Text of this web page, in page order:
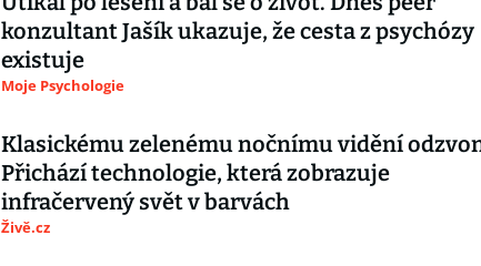
konzultant Jašík ukazuje, že cesta z psychózy
existuje
Moje Psychologie
Klasickému zelenému nočnímu vidění
Přichází technologie, která zobrazuje
infračervený svět v barvách
Živě.cz